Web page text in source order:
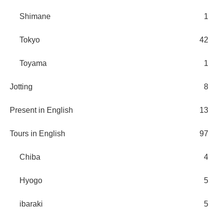
Shimane 1
Tokyo 42
Toyama 1
Jotting 8
Present in English 13
Tours in English 97
Chiba 4
Hyogo 5
ibaraki 5